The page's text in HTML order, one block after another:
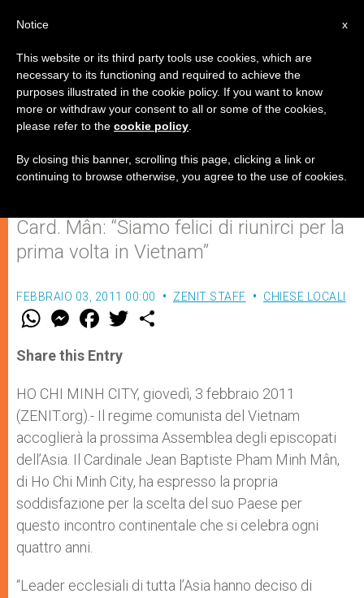
Il Vietnam accoglierà la X
Assemblea continentale dei
Vescovi dell'Asia
Card. Mân: “Siamo felici di riunirci per la
prima volta in Vietnam”
FEBBRAIO 03, 2011 00:00 ZENIT STAFF CHIESE LOCALI
W
t
s
p
p
M
e
s
e
g
e
r
F
a
e
b
o
k
w
r
Share this Entry
HO CHI MINH CITY, giovedì, 3 febbraio 2011
(ZENIT.org).- Il regime comunista del Vietnam
accoglierà la prossima Assemblea degli episcopati
dell’Asia. Il Cardinale Jean Baptiste Pham Minh Mân,
di Ho Chi Minh City, ha espresso la propria
soddisfazione per la scelta del suo Paese per
questo incontro continentale che si celebra ogni
quattro anni.
“Leader ecclesiali di tutta l’Asia hanno deciso di
x
Notice
This website or its third party tools use cookies, which are
necessary to its functioning and required to achieve the
purposes illustrated in the cookie policy. If you want to know
more or withdraw your consent to all or some of the cookies,
please refer to the cookie policy
By closing this banner, scrolling this page, clicking a link or
continuing to browse otherwise, you agree to the use of cookies.